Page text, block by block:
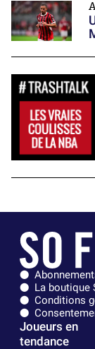
La boutique
Conditions
Joueurs en
tendance